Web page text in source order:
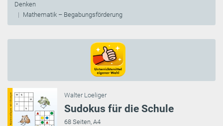
Denken
Mathematik – Begabungsförderung
Walter Loeliger
Sudokus für die Schule
68 Seiten, A4